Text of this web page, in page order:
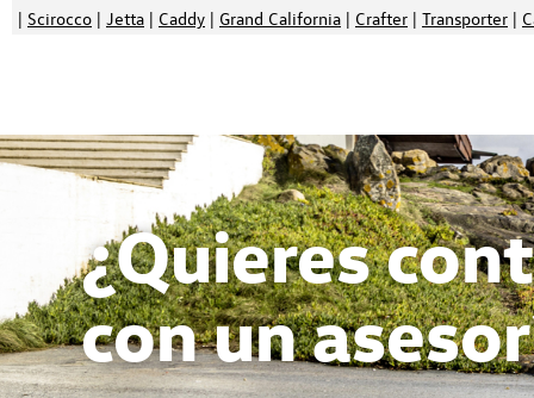
| Scirocco | Jetta | Caddy | Grand California | Crafter | Transporter |
¿Quieres
con un